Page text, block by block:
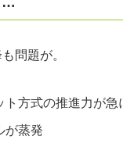
問題が。
ト方式の推進力が急
が蒸発